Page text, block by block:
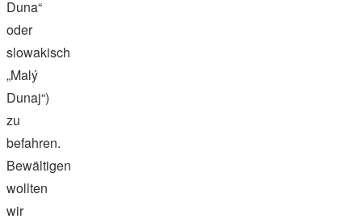
Duna“
oder
slowakisch
„Malý
Dunaj“)
zu
befahren.
Bewältigen
wollten
wir